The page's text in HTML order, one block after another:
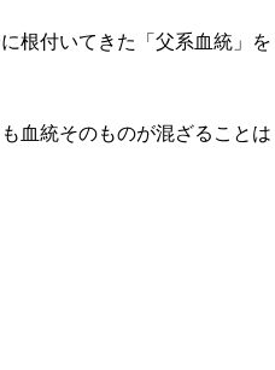
根付いてきた「父系血統」を
血統そのものが混ざることは